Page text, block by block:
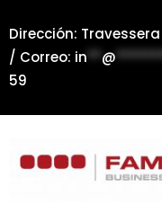
al
contenido
Dirección:
/ Correo: in**@
59